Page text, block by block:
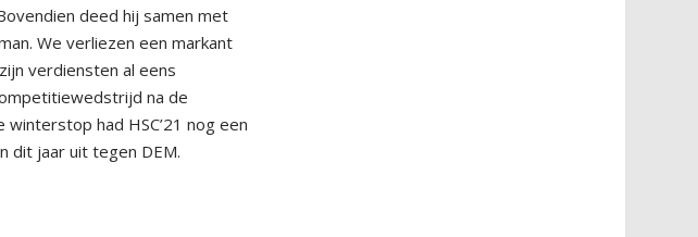
deed hij samen met
We verliezen een markant
verdiensten al eens
na de
had HSC’21 nog een
dit jaar uit tegen DEM.